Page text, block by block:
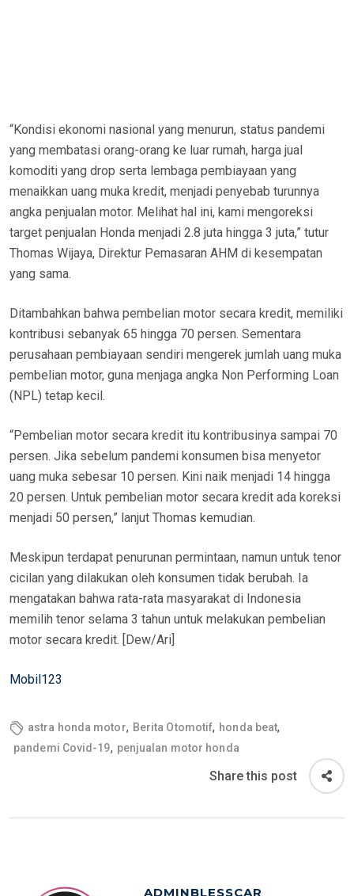
“Kondisi ekonomi nasional yang menurun, status pandemi
yang membatasi orang-orang ke luar rumah, harga jual
komoditi yang drop serta lembaga pembiayaan yang
menaikkan uang muka kredit, menjadi penyebab turunnya
angka penjualan motor. Melihat hal ini, kami mengoreksi
target penjualan Honda menjadi 2.8 juta hingga 3 juta,” tutur
Thomas Wijaya, Direktur Pemasaran AHM di kesempatan
yang sama.
Ditambahkan bahwa pembelian motor secara kredit, memiliki
kontribusi sebanyak 65 hingga 70 persen. Sementara
perusahaan pembiayaan sendiri mengerek jumlah uang muka
pembelian motor, guna menjaga angka Non Performing Loan
(NPL) tetap kecil.
“Pembelian motor secara kredit itu kontribusinya sampai 70
persen. Jika sebelum pandemi konsumen bisa menyetor
uang muka sebesar 10 persen. Kini naik menjadi 14 hingga
20 persen. Untuk pembelian motor secara kredit ada koreksi
menjadi 50 persen,” lanjut Thomas kemudian.
Meskipun terdapat penurunan permintaan, namun untuk tenor
cicilan yang dilakukan oleh konsumen tidak berubah. Ia
mengatakan bahwa rata-rata masyarakat di Indonesia
memilih tenor selama 3 tahun untuk melakukan pembelian
motor secara kredit. [Dew/Ari]
Mobil123
astra honda motor, Berita Otomotif, honda beat,
pandemi Covid-19, penjualan motor honda
Share this post
ADMINBLESSCAR